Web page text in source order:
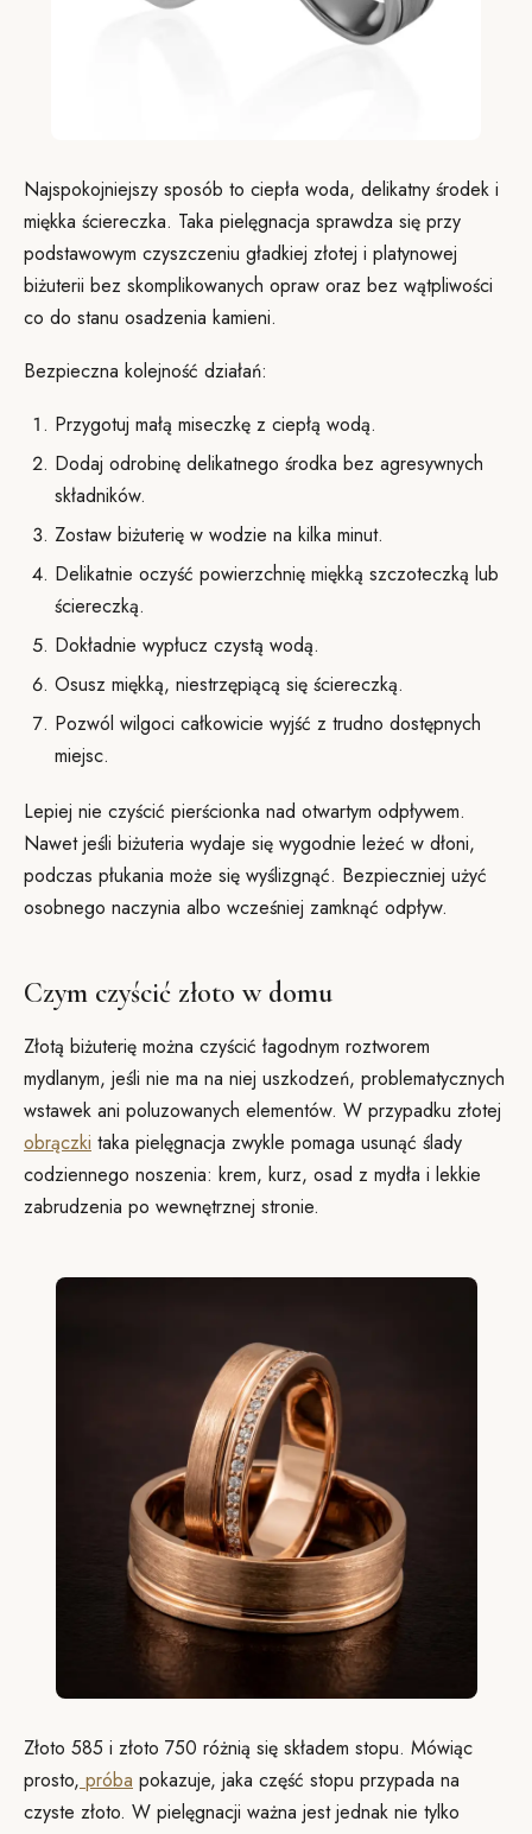
Najspokojniejszy sposób to ciepła woda, delikatny środek i
miękka ściereczka. Taka pielęgnacja sprawdza się przy
podstawowym czyszczeniu gładkiej złotej i platynowej
biżuterii bez skomplikowanych opraw oraz bez wątpliwości
co do stanu osadzenia kamieni.
Bezpieczna kolejność działań:
Przygotuj małą miseczkę z ciepłą wodą.
Dodaj odrobinę delikatnego środka bez agresywnych
składników.
Zostaw biżuterię w wodzie na kilka minut.
Delikatnie oczyść powierzchnię miękką szczoteczką lub
ściereczką.
Dokładnie wypłucz czystą wodą.
Osusz miękką, niestrzępiącą się ściereczką.
Pozwól wilgoci całkowicie wyjść z trudno dostępnych
miejsc.
Lepiej nie czyścić pierścionka nad otwartym odpływem.
Nawet jeśli biżuteria wydaje się wygodnie leżeć w dłoni,
podczas płukania może się wyślizgnąć. Bezpieczniej użyć
osobnego naczynia albo wcześniej zamknąć odpływ.
Czym czyścić złoto w domu
Złotą biżuterię można czyścić łagodnym roztworem
mydlanym, jeśli nie ma na niej uszkodzeń, problematycznych
wstawek ani poluzowanych elementów. W przypadku złotej
obrączki taka pielęgnacja zwykle pomaga usunąć ślady
codziennego noszenia: krem, kurz, osad z mydła i lekkie
zabrudzenia po wewnętrznej stronie.
Złoto 585 i złoto 750 różnią się składem stopu. Mówiąc
prosto, próba pokazuje, jaka część stopu przypada na
czyste złoto. W pielęgnacji ważna jest jednak nie tylko